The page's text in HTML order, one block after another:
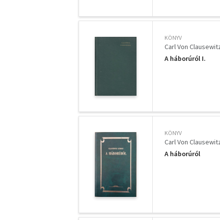
KÖNYV
Carl Von
A háborúról I.
KÖNYV
Carl Von
A háborúról